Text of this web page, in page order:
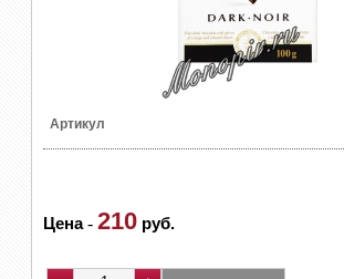
Артикул
Цена- 210 руб.